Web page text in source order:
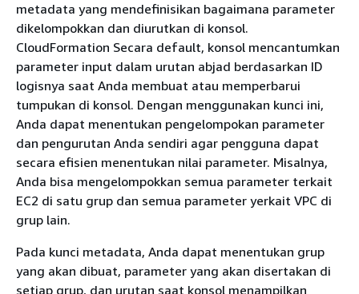
metadata yang mendefinisikan bagaimana parameter
dikelompokkan dan diurutkan di konsol.
CloudFormation Secara default, konsol mencantumkan
parameter input dalam urutan abjad berdasarkan ID
logisnya saat Anda membuat atau memperbarui
tumpukan di konsol. Dengan menggunakan kunci ini,
Anda dapat menentukan pengelompokan parameter
dan pengurutan Anda sendiri agar pengguna dapat
secara efisien menentukan nilai parameter. Misalnya,
Anda bisa mengelompokkan semua parameter terkait
EC2 di satu grup dan semua parameter yerkait VPC di
grup lain.
Pada kunci metadata, Anda dapat menentukan grup
yang akan dibuat, parameter yang akan disertakan di
setiap grup, dan urutan saat konsol menampilkan